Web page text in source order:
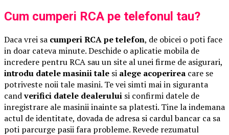
Cum cumperi RCA pe telefonul tau?
Daca vrei sa cumperi RCA pe telefon, de obicei o poti face
in doar cateva minute. Deschide o aplicatie mobila de
incredere pentru RCA sau un site al unei firme de asigurari,
introdu datele masinii tale si alege acoperirea care se
potriveste noii tale masini. Te vei simti mai in siguranta
candverifici datele dealerului si confirmi datele de
inregistrare ale masinii inainte sa platesti. Tine la indemana
actul de identitate, dovada de adresa si cardul bancar ca sa
poti parcurge pasii fara probleme. Revede rezumatul